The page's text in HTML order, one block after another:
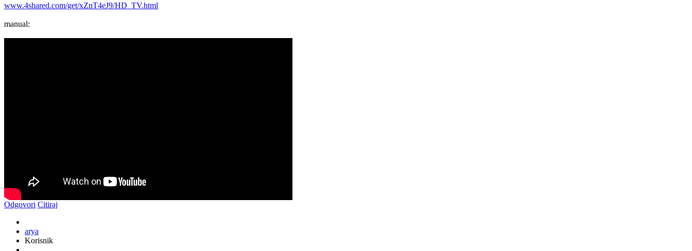
www.4shared.com/get/xZnT4eJ9/HD_TV.html
manual:
Odgovori Citiraj
arya
Korisnik